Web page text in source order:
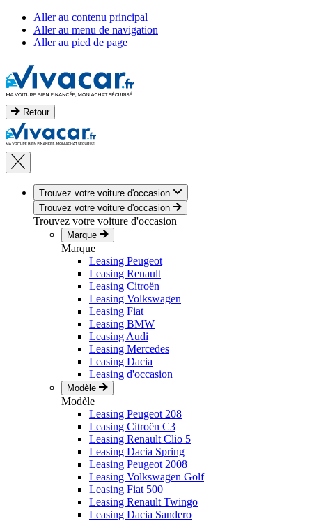
Aller au contenu principal
Aller au menu de navigation
Aller au pied de page
Retour
Trouvez votre voiture d'occasion
Trouvez votre voiture d'occasion
Trouvez votre voiture d'occasion
Marque
Marque
Leasing Peugeot
Leasing Renault
Leasing Citroën
Leasing Volkswagen
Leasing Fiat
Leasing BMW
Leasing Audi
Leasing Mercedes
Leasing Dacia
Leasing d'occasion
Modèle
Modèle
Leasing Peugeot 208
Leasing Citroën C3
Leasing Renault Clio 5
Leasing Dacia Spring
Leasing Peugeot 2008
Leasing Volkswagen Golf
Leasing Fiat 500
Leasing Renault Twingo
Leasing Dacia Sandero